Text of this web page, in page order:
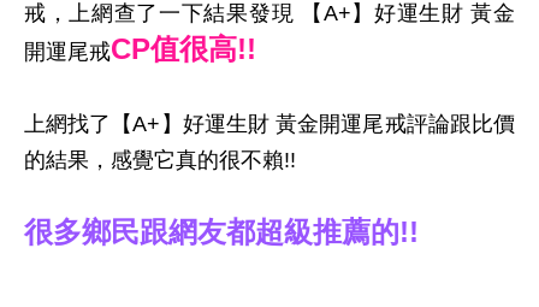
戒，上網查了一下結果發現 【A+】好運生財 黃金
開運尾戒CP值很高!!
上網找了【A+】好運生財 黃金開運尾戒評論跟比價
的結果，感覺它真的很不賴!!
很多鄉民跟網友都超級推薦的!!